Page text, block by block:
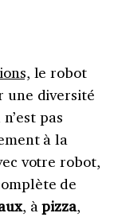
le robot
une diversité
pas
à la
votre robot,
de
, àpizza,